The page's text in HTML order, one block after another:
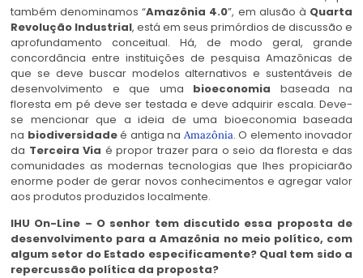
também denominamos “Amazônia 4.0”, em alusão à Quarta
Revolução Industrial, está em seus primórdios de discussão e
aprofundamento conceitual. Há, de modo geral, grande
concordância entre instituições de pesquisa Amazônicas de
que se deve buscar modelos alternativos e sustentáveis de
desenvolvimento e que uma bioeconomia baseada na
floresta em pé deve ser testada e deve adquirir escala. Deve-
se mencionar que a ideia de uma bioeconomia baseada
na biodiversidadeé antiga na Amazônia. O elemento inovador
da Terceira Via é propor trazer para o seio da floresta e das
comunidades as modernas tecnologias que lhes propiciarão
enorme poder de gerar novos conhecimentos e agregar valor
aos produtos produzidos localmente.
IHU On-Line – O senhor tem discutido essa proposta de
desenvolvimento para a Amazônia no meio político, com
algum setor do Estado especificamente? Qual tem sido a
repercussão política da proposta?